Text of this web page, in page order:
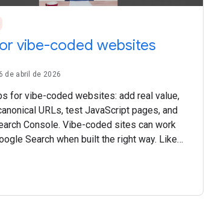
vibe-coded websites
de abril de 2026
for vibe-coded websites: add real value,
URLs, test JavaScript pages, and
Console. Vibe-coded sites can work
Search when built the right way. Like